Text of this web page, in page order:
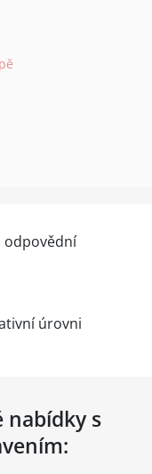
odpovědní
úrovni
nabídky s